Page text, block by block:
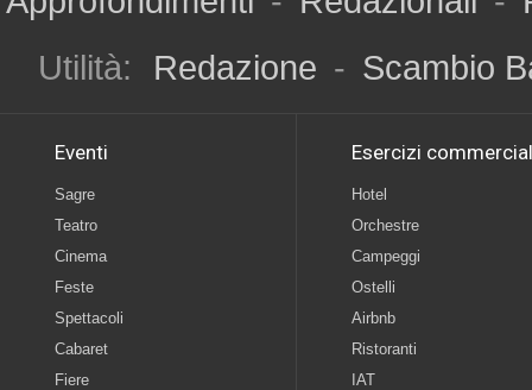
Utilità:
Redazione - Scambio
Eventi
Sagre
Teatro
Cinema
Feste
Spettacoli
Cabaret
Fiere
Esercizi
Hotel
Orchestre
Campeggi
Ostelli
Airbnb
Ristoranti
IAT